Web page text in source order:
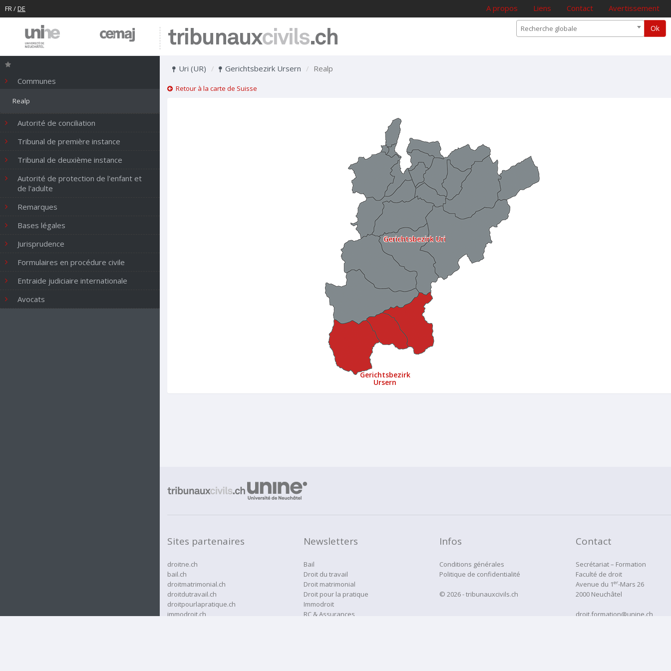
FR/DE A propos Liens Contact Avertissement
tribunauxcivils.ch Recherche globale Ok
Communes
Realp
Autorité de conciliation
Tribunal de première instance
Tribunal de deuxième instance
Autorité de protection de l'enfant et
de l'adulte
Remarques
Bases légales
Jurisprudence
Formulaires en procédure civile
Entraide judiciaire internationale
Avocats
Uri (UR) Gerichtsbezirk Ursern Realp
Retour à la carte de Suisse
Gerichtsbezirk Uri
Gerichtsbezirk
Ursern
Sites partenaires
droitne.ch
bail.ch
droitmatrimonial.ch
droitdutravail.ch
droitpourlapratique.ch
immodroit.ch
Newsletters
Bail
Droit du travail
Droit matrimonial
Droit pour la pratique
Immodroit
RC & Assurances
Infos
Conditions générales
Politique de confidentialité
© 2026 - tribunauxcivils.ch
Contact
Secrétariat – Formation
Faculté de droit
Avenue du 1er-Mars 26
2000 Neuchâtel
droit.formation@unine.ch